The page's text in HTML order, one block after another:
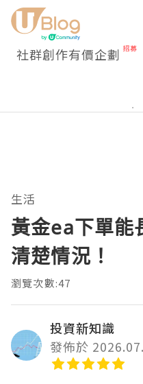
社群創作有價企劃
生活
黃金ea下單能
清楚情況！
瀏覽次數:47
投資新知識
發佈於